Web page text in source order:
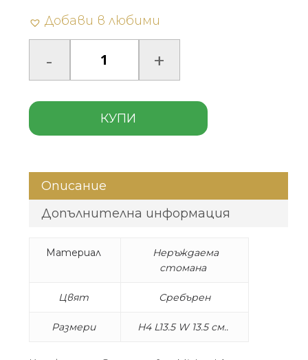
Добави в любими
КУПИ
Описание
Допълнителна информация
Материал
Неръждаема
стомана
Цвят Сребърен
Размери H4 L13.5 W 13.5 см..